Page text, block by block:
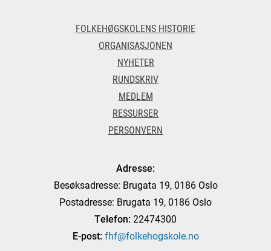
FOLKEHØGSKOLENS HISTORIE
ORGANISASJONEN
NYHETER
RUNDSKRIV
MEDLEM
RESSURSER
PERSONVERN
Adresse:
Besøksadresse: Brugata 19, 0186 Oslo
Postadresse: Brugata 19, 0186 Oslo
Telefon: 22474300
E-post: fhf@folkehogskole.no